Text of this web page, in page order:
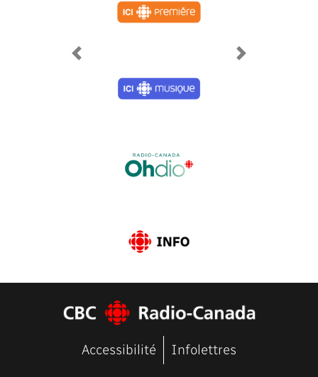
Previous Next
Accessibilité Infolettres